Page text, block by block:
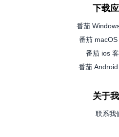
下载
番茄
番茄 macOS
番茄 ios
番茄
关于
联系我